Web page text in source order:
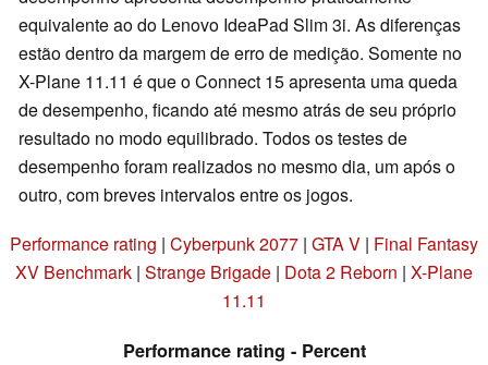
equivalente ao do Lenovo IdeaPad Slim 3i. As diferenças
estão dentro da margem de erro de medição. Somente no
X-Plane 11.11 é que o Connect 15 apresenta uma queda
de desempenho, ficando até mesmo atrás de seu próprio
resultado no modo equilibrado. Todos os testes de
desempenho foram realizados no mesmo dia, um após o
outro, com breves intervalos entre os jogos.
Performance rating | Cyberpunk 2077 | GTA V | Final Fantasy
XV Benchmark | Strange Brigade | Dota 2 Reborn | X-Plane
11.11
Performance rating - Percent